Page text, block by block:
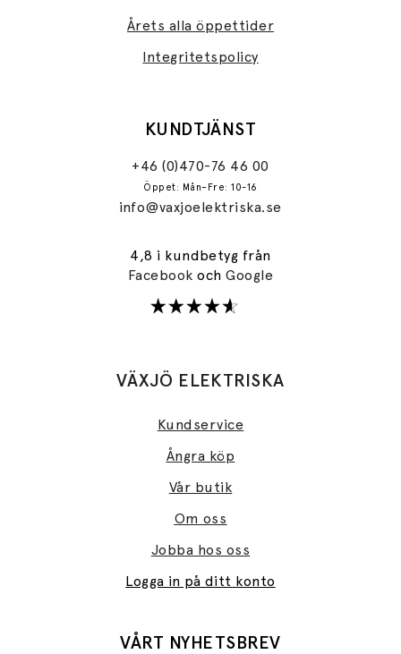
Årets alla öppettider
Integritetspolicy
KUNDTJÄNST
+46 (0)470-76 46 00
Öppet: Mån–Fre: 10-16
info@vaxjoelektriska.se
4,8 i kundbetyg från
FacebookochGoogle
VÄXJÖ ELEKTRISKA
Kundservice
Ångra köp
Vår butik
Om oss
Jobba hos oss
Logga in på ditt konto
VÅRT NYHETSBREV